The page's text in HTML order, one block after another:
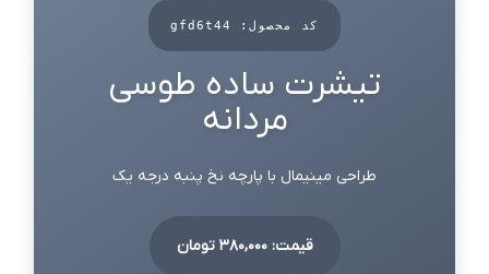
کد محصول: gfd6t44
تیشرت ساده طوسی
مردانه
طراحی مینیمال با پارچه نخ پنبه درجه یک
قیمت: 380,000 تومان